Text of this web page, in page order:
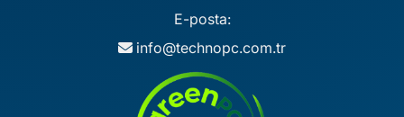
E-posta:
info@technopc.com.tr